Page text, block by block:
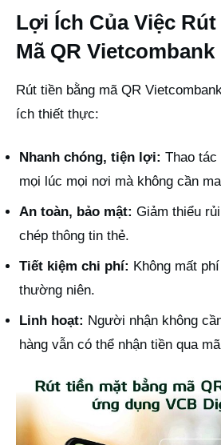
Lợi Ích Của Việc
Mã QR Vietcombank
Rút tiền bằng mã QR
ích thiết thực:
Nhanh chóng, tiện lợi: Thao
mọi lúc mọi nơi mà không cần
An toàn, bảo mật: Giảm thiểu
chép thông tin thẻ.
Tiết kiệm chi phí: Không mất
thường niên.
Linh hoạt: Người nhận không
hàng vẫn có thể nhận tiền qua